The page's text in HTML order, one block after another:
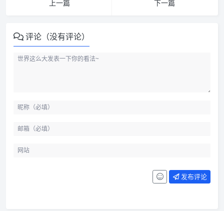
上一篇
下一篇
评论（没有评论）
发布评论